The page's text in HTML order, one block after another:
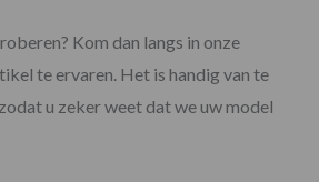
Kom dan langs in onze
te ervaren. Het is handig van te
u zeker weet dat we uw model